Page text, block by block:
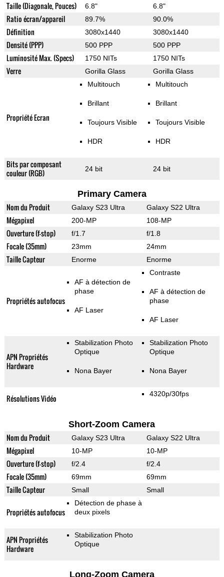
Taille (Diagonale, Pouces) 6.8" 6.8"
Ratio écran/appareil 89.7% 90.0%
Définition 3080x1440 3080x1440
Densité (PPP) 500 PPP 500 PPP
Luminosité Max. (Specs) 1750 NITs 1750 NITs
Verre Gorilla Glass Gorilla Glass
Propriété Ecran
Multitouch
Brillant
Toujours Visible
HDR
Multitouch
Brillant
Toujours Visible
HDR
Bits par composant
couleur (RGB)
24 bit 24 bit
Primary Camera
Nom du Produit Galaxy S23 Ultra Galaxy S22 Ultra
Mégapixel 200-MP 108-MP
Ouverture (f-stop) f/1.7 f/1.8
Focale (35mm) 23mm 24mm
Taille Capteur Enorme Enorme
Propriétés autofocus
AF à détection de
phase
AF Laser
Contraste
AF à détection de
phase
AF Laser
APN Propriétés
Hardware
Stabilization Photo
Optique
Nona Bayer
Stabilization Photo
Optique
Nona Bayer
Résolutions Vidéo 4320p/30fps
Short-Zoom Camera
Nom du Produit Galaxy S23 Ultra Galaxy S22 Ultra
Mégapixel 10-MP 10-MP
Ouverture (f-stop) f/2.4 f/2.4
Focale (35mm) 69mm 69mm
Taille Capteur Small Small
Propriétés autofocus
Détection de phase à
deux pixels
APN Propriétés
Hardware
Stabilization Photo
Optique
Long-Zoom Camera